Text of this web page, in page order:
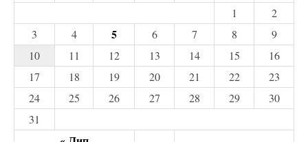
1
2
3
4 5 6 7 8
9
10
11 12 13 14 15
16
17
18 19 20 21 22
23
24
25 26 27 28 29
30
31